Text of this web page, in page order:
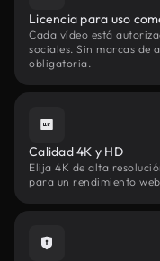
Licencia para uso
Cada vídeo está
sociales. Sin marcas de
obligatoria.
Calidad 4K y HD
Elija 4K de alta
para un rendimiento